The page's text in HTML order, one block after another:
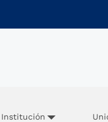
Institución